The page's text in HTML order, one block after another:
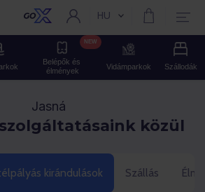
Aktuális nyelv:
HU
Belépők és
élmények
NEW
Vidámparkok Szállodák
Jasná
közül
kirándulások Szállás